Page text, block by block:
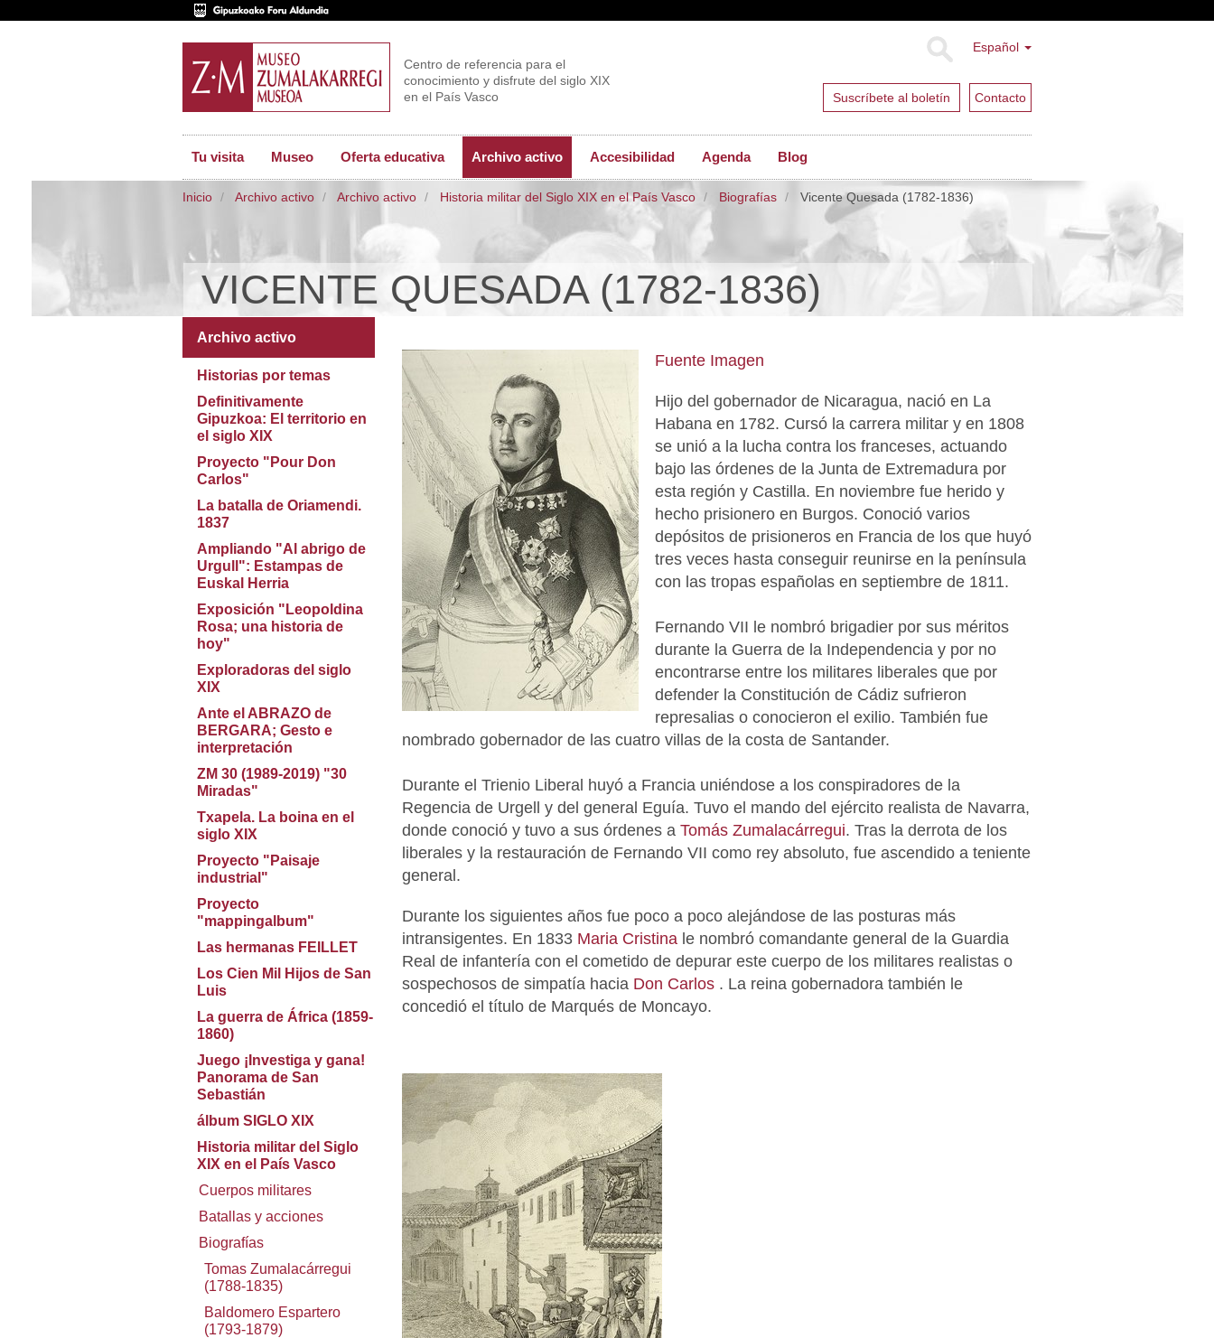
Español
Suscríbete al boletín Contacto
Centro de referencia para el
conocimiento y disfrute del siglo XIX
en el País Vasco
Tu visita Museo Oferta educativa Archivo activo Accesibilidad Agenda Blog
Inicio Archivo activo Archivo activo Historia militar del Siglo XIX en el País Vasco Biografías Vicente Quesada (1782-1836)
VICENTE QUESADA (1782-1836)
Fuente Imagen
Hijo del gobernador de Nicaragua, nació en La
Habana en 1782. Cursó la carrera militar y en 1808
se unió a la lucha contra los franceses, actuando
bajo las órdenes de la Junta de Extremadura por
esta región y Castilla. En noviembre fue herido y
hecho prisionero en Burgos. Conoció varios
depósitos de prisioneros en Francia de los que huyó
tres veces hasta conseguir reunirse en la península
con las tropas españolas en septiembre de 1811.
Fernando VII le nombró brigadier por sus méritos
durante la Guerra de la Independencia y por no
encontrarse entre los militares liberales que por
defender la Constitución de Cádiz sufrieron
represalias o conocieron el exilio. También fue
nombrado gobernador de las cuatro villas de la costa de Santander.
Durante el Trienio Liberal huyó a Francia uniéndose a los conspiradores de la
Regencia de Urgell y del general Eguía. Tuvo el mando del ejército realista de Navarra,
donde conoció y tuvo a sus órdenes a Tomás Zumalacárregui. Tras la derrota de los
liberales y la restauración de Fernando VII como rey absoluto, fue ascendido a teniente
general.
Durante los siguientes años fue poco a poco alejándose de las posturas más
intransigentes. En 1833 Maria Cristinale nombró comandante general de la Guardia
Real de infantería con el cometido de depurar este cuerpo de los militares realistas o
sospechosos de simpatía hacia Don Carlos. La reina gobernadora también le
concedió el título de Marqués de Moncayo.
Archivo activo
Historias por temas
Definitivamente
Gipuzkoa: El territorio en
el siglo XIX
Proyecto "Pour Don
Carlos"
La batalla de Oriamendi.
1837
Ampliando "Al abrigo de
Urgull": Estampas de
Euskal Herria
Exposición "Leopoldina
Rosa; una historia de
hoy"
Exploradoras del siglo
XIX
Ante el ABRAZO de
BERGARA; Gesto e
interpretación
ZM 30 (1989-2019) "30
Miradas"
Txapela. La boina en el
siglo XIX
Proyecto "Paisaje
industrial"
Proyecto
"mappingalbum"
Las hermanas FEILLET
Los Cien Mil Hijos de San
Luis
La guerra de África (1859-
1860)
Juego ¡Investiga y gana!
Panorama de San
Sebastián
álbum SIGLO XIX
Historia militar del Siglo
XIX en el País Vasco
Cuerpos militares
Batallas y acciones
Biografías
Tomas Zumalacárregui
(1788-1835)
Baldomero Espartero
(1793-1879)